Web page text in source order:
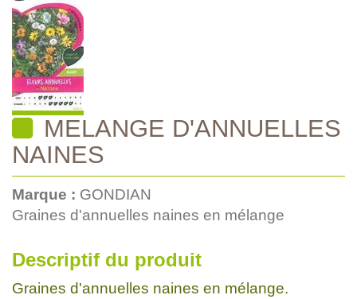
MELANGE D'ANNUELLES
NAINES
Marque : GONDIAN
Graines d'annuelles naines en mélange
Descriptif du produit
Graines d'annuelles naines en mélange.